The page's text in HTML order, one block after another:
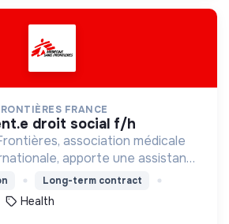
FRANCE
droit social f/h
association médicale
apporte une assistance
dont la vie est
Long-term contract
Health